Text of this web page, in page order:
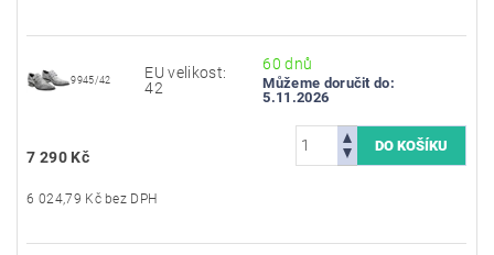
9945/42
EU velikost:
42
60 dnů
Můžeme doručit do:
5.11.2026
7 290 Kč
6 024,79 Kč bez DPH